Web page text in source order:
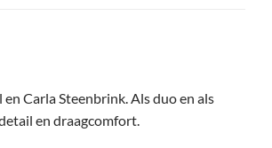
Carla Steenbrink. Als duo en als
en draagcomfort.